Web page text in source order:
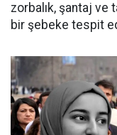
zorbalık, şantaj ve
bir şebeke tespit